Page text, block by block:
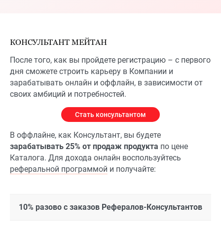
КОНСУЛЬТАНТ МЕЙТАН
После того, как вы пройдете регистрацию – с первого
дня сможете строить карьеру в Компании и
зарабатывать онлайн и оффлайн, в зависимости от
своих амбиций и потребностей.
Стать консультантом
В оффлайне, как Консультант, вы будете
зарабатывать 25% от продаж продукта по цене
Каталога. Для дохода онлайн воспользуйтесь
реферальной программой и получайте:
10% разово с заказов Рефералов-Консультантов